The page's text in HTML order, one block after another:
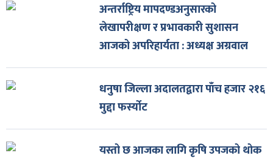
अन्तर्राष्ट्रिय मापदण्डअनुसारको
लेखापरीक्षण र प्रभावकारी सुशासन
आजको अपरिहार्यता : अध्यक्ष अग्रवाल
धनुषा जिल्ला अदालतद्वारा पाँच हजार २१६
मुद्दा फर्स्योट
यस्तो छ आजका लागि कृषि उपजको थोक